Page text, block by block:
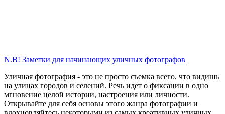
N.B! Заметки для начинающих уличных фотографов
Уличная фотография - это не просто съемка всего, что видишь
на улицах городов и селений. Речь идет о фиксации в одно
мгновение целой истории, настроения или личности.
Открывайте для себя основы этого жанра фотографии и